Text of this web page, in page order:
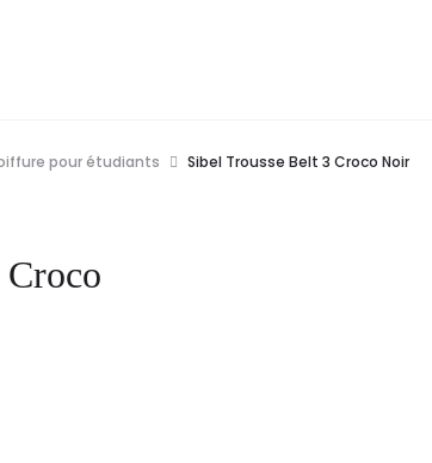
pour étudiants Sibel Trousse Belt 3 Croco Noir